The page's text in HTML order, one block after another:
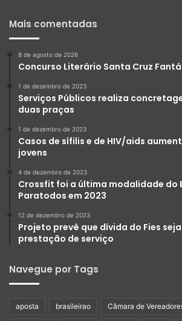
Mais comentadas
8 de agosto de 2026
Concurso Literário Santa Cruz
1 de dezembro de 2023
Serviços Públicos realiza
duas praças
1 de dezembro de 2023
Casos de sífilis e de HIV/aids
jovens
4 de dezembro de 2023
Crossfit foi a última modalidade do
Paratodos em 2023
12 de dezembro de 2023
Projeto prevê que dívida do Fies
prestação de serviço
Navegue por Tags
aposta brasileirao Câmara de